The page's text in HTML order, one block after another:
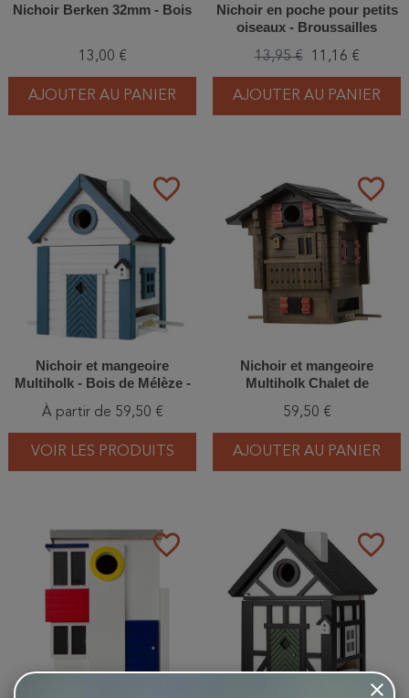
Nichoir Berken 32mm - Bois
13,00 €
AJOUTER AU PANIER
Nichoir en poche pour petits
oiseaux - Broussailles
13,95 € 11,16 €
AJOUTER AU PANIER
favorite_border
Nichoir et mangeoire
Multiholk - Bois de Mélèze -
Vert/Bleu/Bleu et blanc/Gris
À partir de 59,50 €
VOIR LES PRODUITS
favorite_border
Nichoir et mangeoire
Multiholk Chalet de
59,50 €
AJOUTER AU PANIER
favorite_border favorite_border